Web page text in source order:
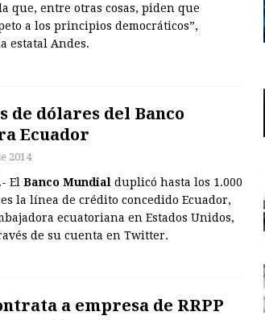
que, entre otras cosas, piden que
a los principios democráticos”,
estatal Andes.
de dólares del Banco
Ecuador
2014
El Banco Mundial duplicó hasta los 1.000
la línea de crédito concedido Ecuador,
ecuatoriana en Estados Unidos,
de su cuenta en Twitter.
a empresa de RRPP